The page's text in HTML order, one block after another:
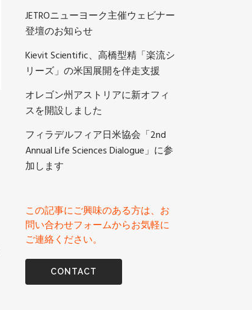
JETROニューヨーク主催ウェビナー
登壇のお知らせ
Kievit Scientific、高橋型精「楽流シ
リーズ」の米国展開を伴走支援
オレゴン州アストリアに新オフィ
スを開設しました
フィラデルフィア日米協会「2nd
Annual Life Sciences Dialogue」に参
加します
この記事にご興味のある方は、お
問い合わせフォームからお気軽に
ご連絡ください。
CONTACT